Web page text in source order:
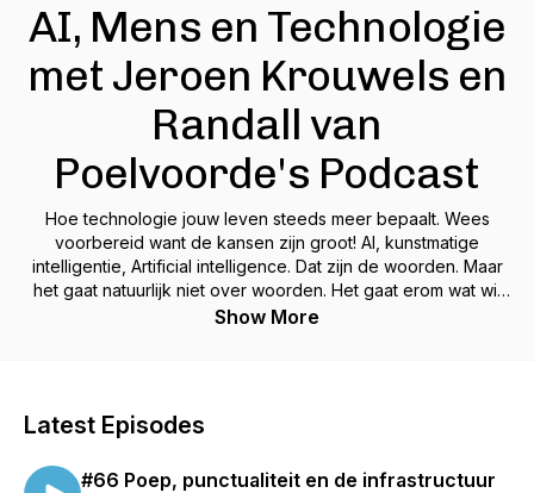
AI, Mens en Technologie
met Jeroen Krouwels en
Randall van
Poelvoorde's Podcast
Hoe technologie jouw leven steeds meer bepaalt. Wees
voorbereid want de kansen zijn groot! AI, kunstmatige
intelligentie, Artificial intelligence. Dat zijn de woorden. Maar
het gaat natuurlijk niet over woorden. Het gaat erom wat wij
ermee doen in ons dagelijks leven. Of we het accepteren of
en mensen dichter bij elkaar te brengen en dat zijn steeds de
Show More
Latest Episodes
#66 Poep, punctualiteit en de infrastructuur